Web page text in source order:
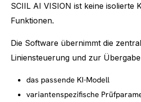
SCIIL AI VISION ist keine
Funktionen.
Die Software übernimmt die
Liniensteuerung und zur
das passende KI-Modell
variantenspezifische